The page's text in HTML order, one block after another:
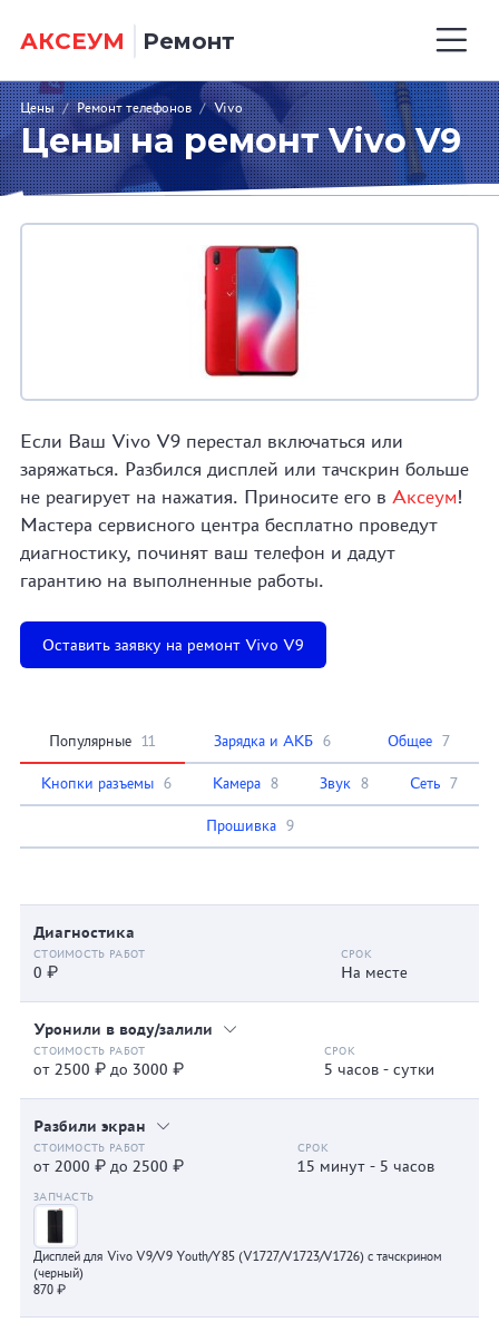
АКСЕУМ Ремонт
Цены / Ремонт телефонов / Vivo
Цены на ремонт Vivo V9
Если Ваш Vivo V9 перестал включаться или
заряжаться. Разбился дисплей или тачскрин больше
не реагирует на нажатия. Приносите его в Аксеум!
Мастера сервисного центра бесплатно проведут
диагностику, починят ваш телефон и дадут
гарантию на выполненные работы.
Оставить заявку на ремонт Vivo V9
Популярные 11 Зарядка и АКБ 6 Общее 7
Кнопки разъемы 6 Камера 8 Звук 8 Сеть 7
Прошивка 9
Диагностика
0 ₽ На месте
Уронили в воду/залили
от 2500 ₽ до 3000 ₽ 5 часов - сутки
Разбили экран
от 2000 ₽ до 2500 ₽ 15 минут - 5 часов
Дисплей для Vivo V9/V9 Youth/Y85 (V1727/V1723/V1726) с тачскрином
(черный)
870 ₽